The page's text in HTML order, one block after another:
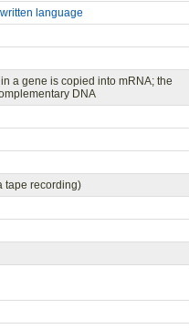
written language
a gene is copied into mRNA; the
DNA
tape recording)